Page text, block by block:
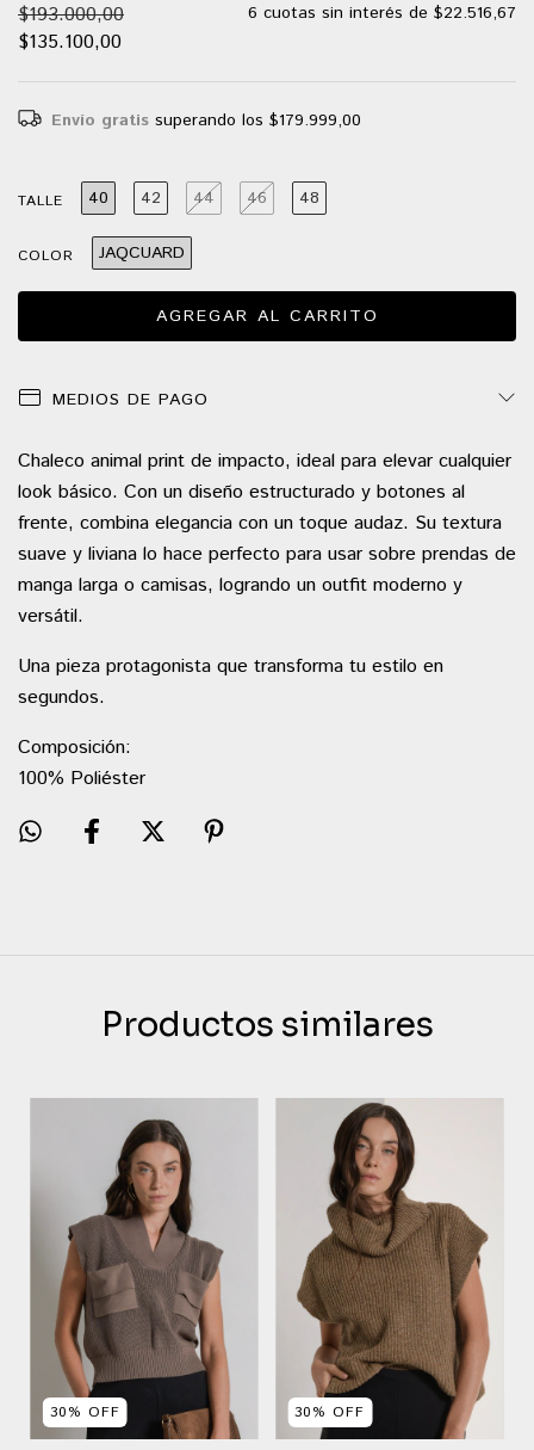
$193.000,00
$135.100,00
6 cuotas sin interés de $22.516,67
Envío gratis superando los $179.999,00
TALLE 40 42 44 46 48
COLOR JAQCUARD
MEDIOS DE PAGO
Chaleco animal print de impacto, ideal para elevar cualquier
look básico. Con un diseño estructurado y botones al
frente, combina elegancia con un toque audaz. Su textura
suave y liviana lo hace perfecto para usar sobre prendas de
manga larga o camisas, logrando un outfit moderno y
versátil.
Una pieza protagonista que transforma tu estilo en
segundos.
Composición:
100% Poliéster
Productos similares
30% OFF 30%OFF